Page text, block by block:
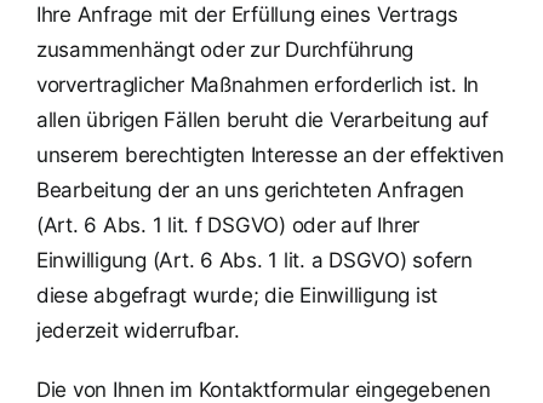
Ihre Anfrage mit der Erfüllung eines Vertrags
zusammenhängt oder zur Durchführung
vorvertraglicher Maßnahmen erforderlich ist. In
allen übrigen Fällen beruht die Verarbeitung auf
unserem berechtigten Interesse an der effektiven
Bearbeitung der an uns gerichteten Anfragen
(Art. 6 Abs. 1 lit. f DSGVO) oder auf Ihrer
Einwilligung (Art. 6 Abs. 1 lit. a DSGVO) sofern
diese abgefragt wurde; die Einwilligung ist
jederzeit widerrufbar.
Die von Ihnen im Kontaktformular eingegebenen